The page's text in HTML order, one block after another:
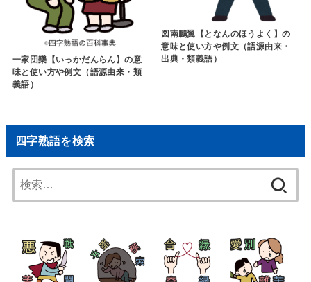
一家団欒【いっかだんらん】の意
味と使い方や例文（語源由来・類
義語）
図南鵬翼【となんのほうよく】の
意味と使い方や例文（語源由来・
出典・類義語）
四字熟語を検索
索: